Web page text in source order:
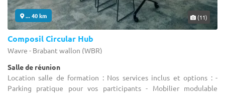
... 40 km (11)
Composil Circular Hub
Wavre - Brabant wallon (WBR)
Salle de réunion
Location salle de formation : Nos services inclus et options : -
Parking pratique pour vos participants - Mobilier modulable